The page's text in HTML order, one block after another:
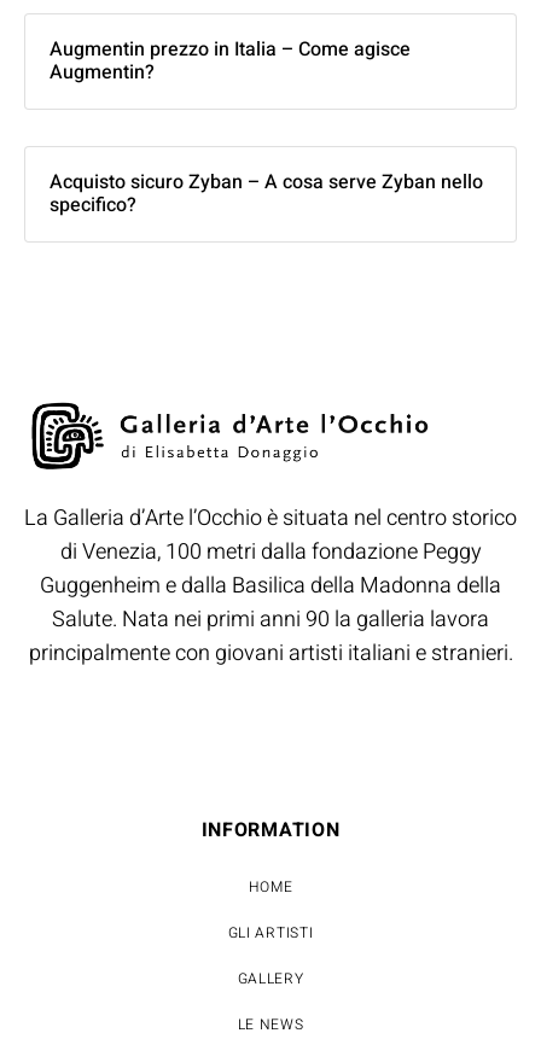
Augmentin prezzo in Italia – Come agisce
Augmentin?
Acquisto sicuro Zyban – A cosa serve Zyban nello
specifico?
La Galleria d’Arte l’Occhio è situata nel centro storico
di Venezia, 100 metri dalla fondazione Peggy
Guggenheim e dalla Basilica della Madonna della
Salute. Nata nei primi anni 90 la galleria lavora
principalmente con giovani artisti italiani e stranieri.
INFORMATION
HOME
GLI ARTISTI
GALLERY
LE NEWS